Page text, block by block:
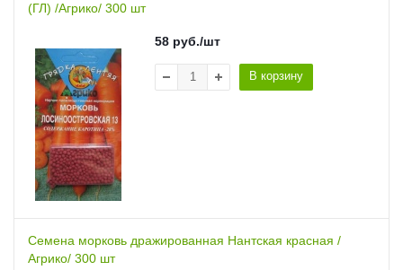
(ГЛ) /Агрико/ 300 шт
58 руб./шт
В корзину
Семена морковь дражированная Нантская красная /
Агрико/ 300 шт